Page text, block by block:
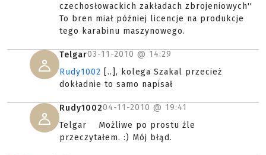
czechosłowackich zakładach zbrojeniowych''
To bren miał później licencje na produkcje
tego karabinu maszynowego.
Telgar03-11-2010 @ 14:29
Rudy1002 [..], kolega Szakal przecież
dokładnie to samo napisał
Rudy100204-11-2010 @ 19:41
Telgar Możliwe po prostu źle
przeczytałem. :) Mój błąd.